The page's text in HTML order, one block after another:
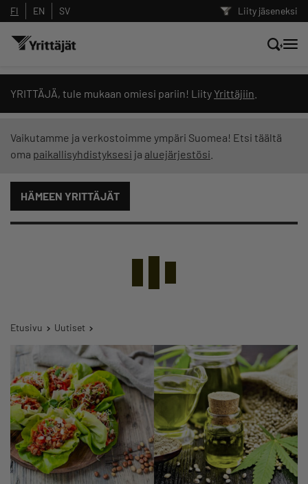
Liity jäseneksi
FI EN SV
YRITTÄJÄ, tule mukaan omiesi pariin! Liity Yrittäjiin
Vaikutamme ja verkostoimme ympäri Suomea! Etsi täältä
oma paikallisyhdistyksesi ja aluejärjestösi
HÄMEEN YRITTÄJÄT
Etusivu Uutiset
Hae sivustolta tai kysy suoraan
Yrittäjien tekoälyltä
Suodata hakutuloksia: näytä kaikki sisältö